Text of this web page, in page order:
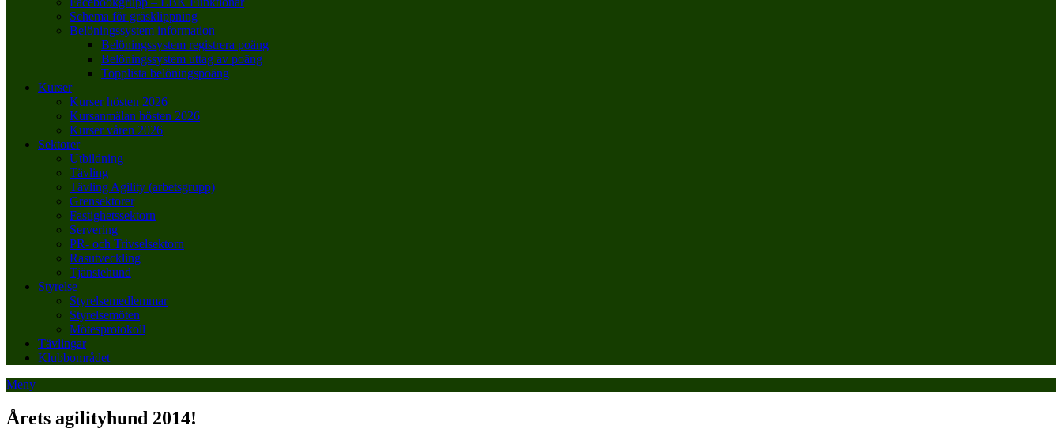
Schema för gräsklippning
Belöningssystem information
Belöningssystem registrera poäng
Belöningssystem uttag av poäng
Topplista belöningspoäng
Kurser
Kurser hösten 2026
Kursanmälan hösten 2026
Kurser våren 2026
Sektorer
Utbildning
Tävling
Tävling Agility (arbetsgrupp)
Grensektorer
Fastighetssektorn
Servering
PR- och Trivselsektorn
Rasutveckling
Tjänstehund
Styrelse
Styrelsemedlemmar
Styrelsemöten
Mötesprotokoll
Tävlingar
Klubbområdet
Meny
Årets agilityhund 2014!